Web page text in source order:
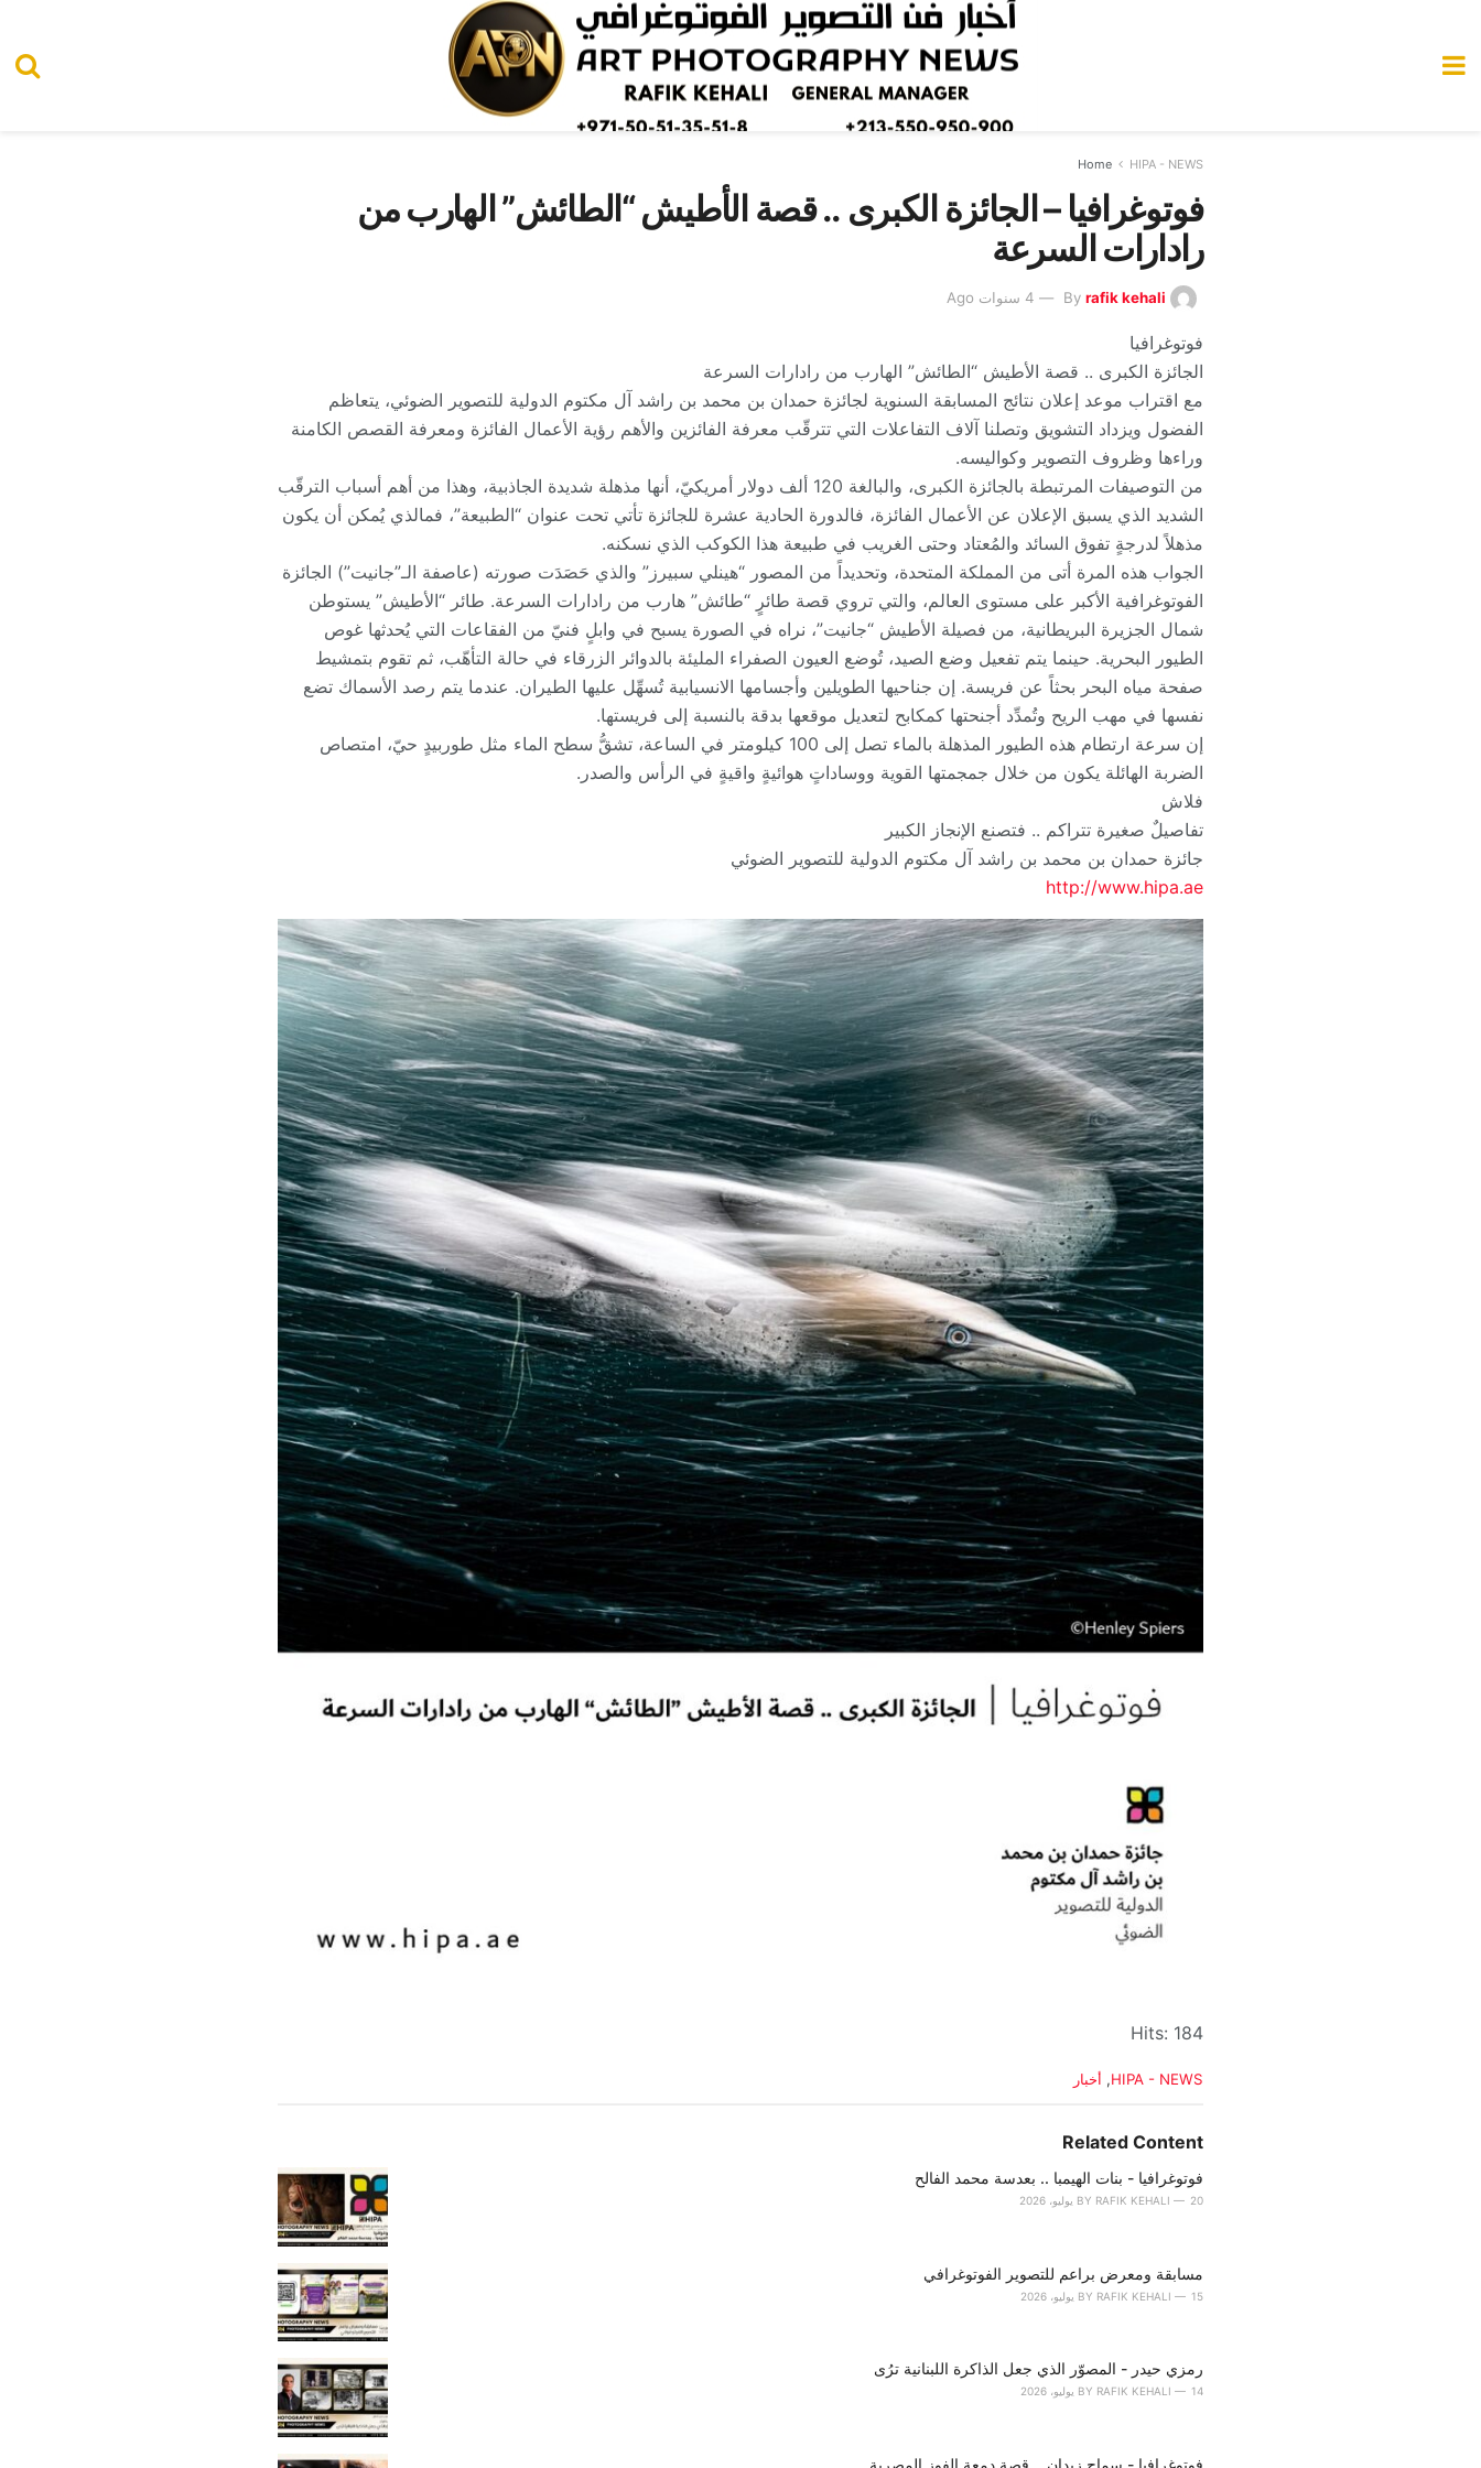
Home HIPA - NEWS
فوتوغرافيا – الجائزة الكبرى .. قصة الأطيش “الطائش” الهارب من
رادارات السرعة
By rafik kehali 4 سنوات Ago
فوتوغرافيا
الجائزة الكبرى .. قصة الأطيش “الطائش” الهارب من رادارات السرعة
مع اقتراب موعد إعلان نتائج المسابقة السنوية لجائزة حمدان بن محمد بن راشد آل مكتوم الدولية للتصوير الضوئي، يتعاظم
الفضول ويزداد التشويق وتصلنا آلاف التفاعلات التي تترقّب معرفة الفائزين والأهم رؤية الأعمال الفائزة ومعرفة القصص الكامنة
وراءها وظروف التصوير وكواليسه.
من التوصيفات المرتبطة بالجائزة الكبرى، والبالغة 120 ألف دولار أمريكيّ، أنها مذهلة شديدة الجاذبية، وهذا من أهم أسباب الترقّب
الشديد الذي يسبق الإعلان عن الأعمال الفائزة، فالدورة الحادية عشرة للجائزة تأتي تحت عنوان “الطبيعة”، فمالذي يُمكن أن يكون
مذهلاً لدرجةٍ تفوق السائد والمُعتاد وحتى الغريب في طبيعة هذا الكوكب الذي نسكنه.
الجواب هذه المرة أتى من المملكة المتحدة، وتحديداً من المصور “هينلي سبيرز” والذي حَصَدَت صورته (عاصفة الـ”جانيت”) الجائزة
الفوتوغرافية الأكبر على مستوى العالم، والتي تروي قصة طائرٍ “طائش” هارب من رادارات السرعة. طائر “الأطيش” يستوطن
شمال الجزيرة البريطانية، من فصيلة الأطيش “جانيت”، نراه في الصورة يسبح في وابلٍ فنيّ من الفقاعات التي يُحدثها غوص
الطيور البحرية. حينما يتم تفعيل وضع الصيد، تُوضع العيون الصفراء المليئة بالدوائر الزرقاء في حالة التأهّب، ثم تقوم بتمشيط
صفحة مياه البحر بحثاً عن فريسة. إن جناحيها الطويلين وأجسامها الانسيابية تُسهِّل عليها الطيران. عندما يتم رصد الأسماك تضع
نفسها في مهب الريح وتُمدِّد أجنحتها كمكابح لتعديل موقعها بدقة بالنسبة إلى فريستها.
إن سرعة ارتطام هذه الطيور المذهلة بالماء تصل إلى 100 كيلومتر في الساعة، تشقُّ سطح الماء مثل طوربيدٍ حيّ، امتصاص
الضربة الهائلة يكون من خلال جمجمتها القوية ووساداتٍ هوائيةٍ واقيةٍ في الرأس والصدر.
فلاش
تفاصيلٌ صغيرة تتراكم .. فتصنع الإنجاز الكبير
جائزة حمدان بن محمد بن راشد آل مكتوم الدولية للتصوير الضوئي
http://www.hipa.ae
Hits: 184
C
e
o
r
:
HIPA - NEWS
, أخبار
Related Content
فوتوغرافيا - بنات الهيمبا .. بعدسة محمد الفالح
BY RAFIK KEHALI 20 يوليو، 2026
مسابقة ومعرض براعم للتصوير الفوتوغرافي
BY RAFIK KEHALI 15 يوليو، 2026
رمزي حيدر - المصوّر الذي جعل الذاكرة اللبنانية ترُى
BY RAFIK KEHALI 14 يوليو، 2026
فوتوغرافيا - سماح زيدان .. قصة دمعة الفوز المصرية